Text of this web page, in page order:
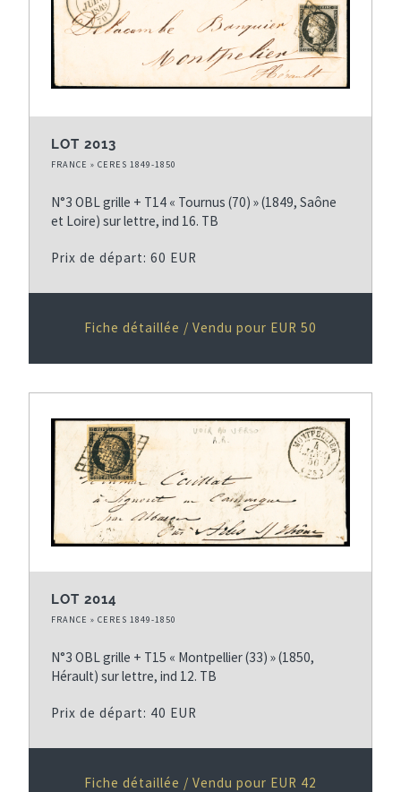
LOT 2013
FRANCE » CERES 1849-1850
N°3 OBL grille + T14 « Tournus (70) » (1849, Saône
et Loire) sur lettre, ind 16. TB
Prix de départ: 60 EUR
Fiche détaillée / Vendu pour EUR 50
LOT 2014
FRANCE » CERES 1849-1850
N°3 OBL grille + T15 « Montpellier (33) » (1850,
Hérault) sur lettre, ind 12. TB
Prix de départ: 40 EUR
Fiche détaillée / Vendu pour EUR 42